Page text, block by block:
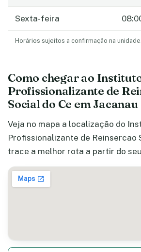
Sexta-feira
Horários sujeitos a confirmação na unidade.
Como chegar ao
Profissionalizante de
Social do Ce em Jacanau
Veja no mapa a localização do
Profissionalizante de Reinsercao
trace a melhor rota a partir do